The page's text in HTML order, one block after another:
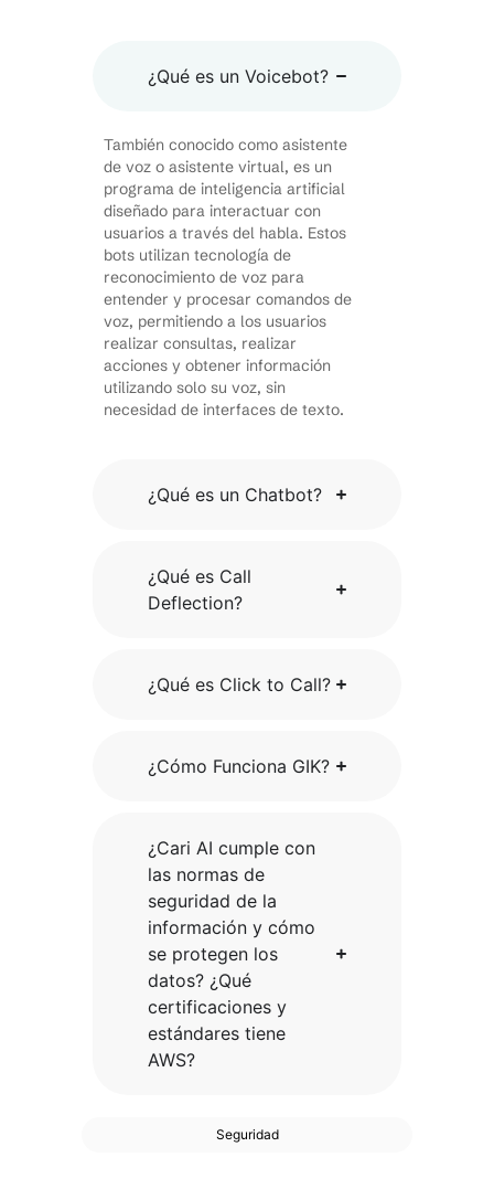
Seguridad
¿Qué es un Voicebot?
También conocido como asistente
de voz o asistente virtual, es un
programa de inteligencia artificial
diseñado para interactuar con
usuarios a través del habla. Estos
bots utilizan tecnología de
reconocimiento de voz para
entender y procesar comandos de
voz, permitiendo a los usuarios
realizar consultas, realizar
acciones y obtener información
utilizando solo su voz, sin
necesidad de interfaces de texto.
¿Qué es un Chatbot?
¿Qué es Call
Deflection?
¿Qué es Click to Call?
¿Cómo Funciona GIK?
¿Cari AI cumple con
las normas de
seguridad de la
información y cómo
se protegen los
datos? ¿Qué
certificaciones y
estándares tiene
AWS?